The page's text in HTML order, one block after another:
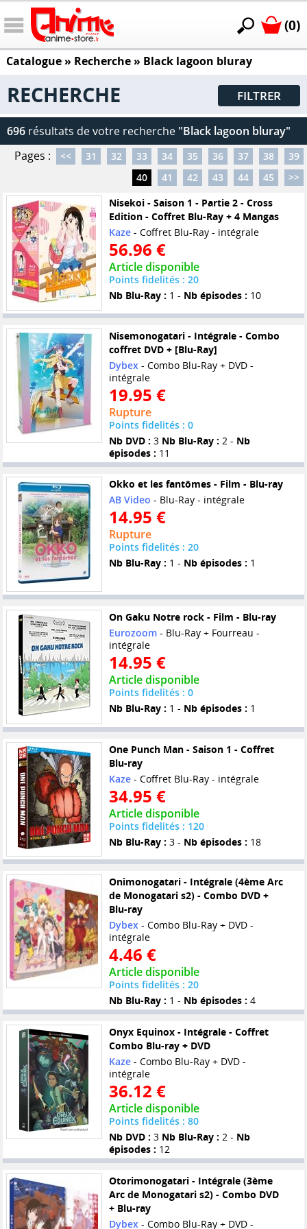
(0)
Catalogue» Recherche » Black lagoon bluray
RECHERCHE FILTRER
696 résultats de votre recherche "Black lagoon bluray"
Pages :
<< 31 32 33 34 35 36 37 38
39
40
41 42 43 44 45
>>
Nisekoi - Saison 1 - Partie 2 - Cross
Edition - Coffret Blu-Ray + 4 Mangas
Kaze- Coffret Blu-Ray - intégrale
56.96 €
Article disponible
Points fidelités : 20
Nb Blu-Ray : 1 - Nb épisodes : 10
Nisemonogatari - Intégrale - Combo
coffret DVD + [Blu-Ray]
Dybex - Combo Blu-Ray + DVD -
intégrale
19.95 €
Rupture
Points fidelités : 0
Nb DVD : 3 Nb Blu-Ray : 2 - Nb
épisodes : 11
Okko et les fantômes - Film - Blu-ray
AB Video - Blu-Ray - intégrale
14.95 €
Rupture
Points fidelités : 20
Nb Blu-Ray : 1 - Nb épisodes : 1
On Gaku Notre rock - Film - Blu-ray
Eurozoom- Blu-Ray + Fourreau -
intégrale
14.95 €
Article disponible
Points fidelités : 0
Nb Blu-Ray : 1 - Nb épisodes : 1
One Punch Man - Saison 1 - Coffret
Blu-ray
Kaze- Coffret Blu-Ray - intégrale
34.95 €
Article disponible
Points fidelités : 120
Nb Blu-Ray : 3 - Nb épisodes : 18
Onimonogatari - Intégrale (4ème Arc
de Monogatari s2) - Combo DVD +
Blu-ray
Dybex - Combo Blu-Ray + DVD -
intégrale
4.46 €
Article disponible
Points fidelités : 20
Nb Blu-Ray : 1 - Nb épisodes : 4
Onyx Equinox - Intégrale - Coffret
Combo Blu-ray + DVD
Kaze- Combo Blu-Ray + DVD -
intégrale
36.12 €
Article disponible
Points fidelités : 80
Nb DVD : 3 Nb Blu-Ray : 2 - Nb
épisodes : 12
Otorimonogatari - Intégrale (3ème
Arc de Monogatari s2) - Combo DVD
+ Blu-ray
Dybex - Combo Blu-Ray + DVD -